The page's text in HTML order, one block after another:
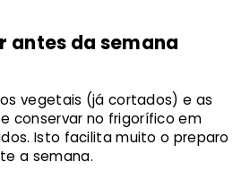
antes da semana
vegetais (já cortados) e as
conservar no frigorífico em
Isto facilita muito o preparo
a semana.